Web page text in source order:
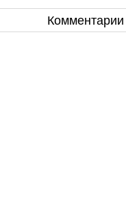
Комментарии